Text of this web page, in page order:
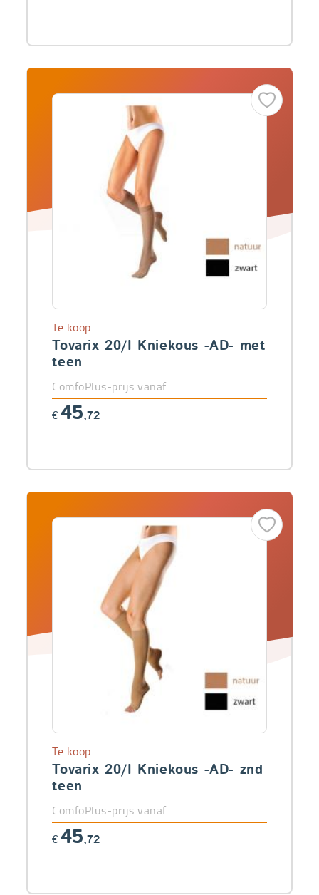
Tovarix 20/I Kniekous -AD- met
teen
Te koop
ComfoPlus-prijs vanaf
€ 45,72
Tovarix 20/I Kniekous -AD- znd
teen
Te koop
ComfoPlus-prijs vanaf
€ 45,72